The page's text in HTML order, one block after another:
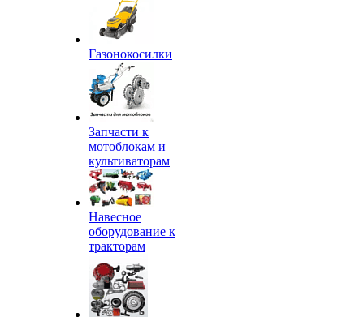
Газонокосилки
Запчасти к
мотоблокам и
культиваторам
Навесное
оборудование к
тракторам